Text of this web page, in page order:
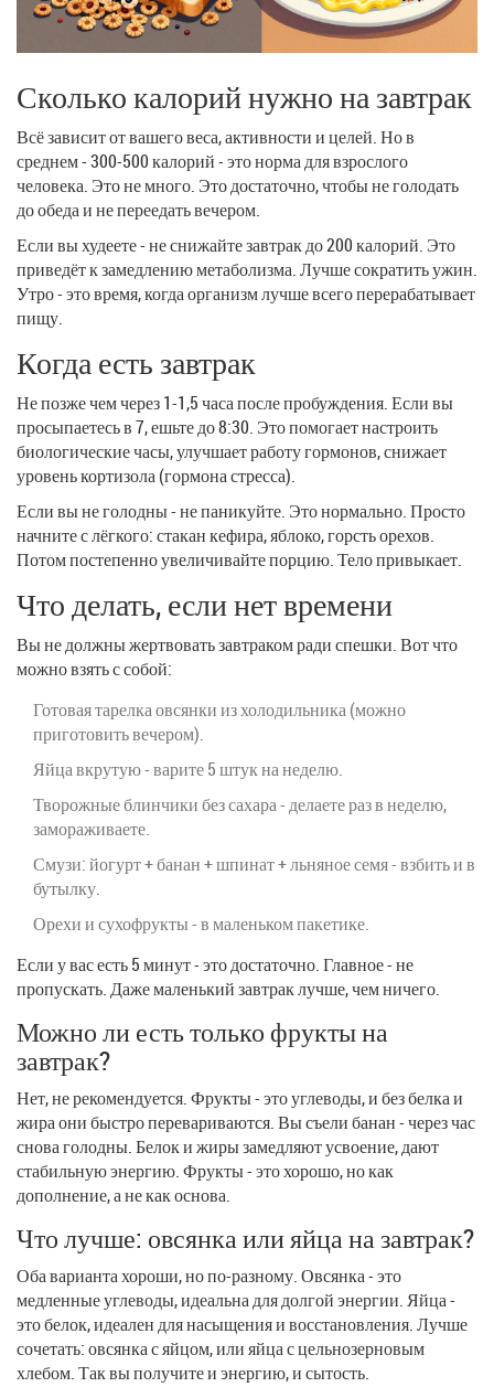
Сколько калорий нужно на завтрак
Всё зависит от вашего веса, активности и целей. Но в
среднем - 300-500 калорий - это норма для взрослого
человека. Это не много. Это достаточно, чтобы не голодать
до обеда и не переедать вечером.
Если вы худеете - не снижайте завтрак до 200 калорий. Это
приведёт к замедлению метаболизма. Лучше сократить ужин.
Утро - это время, когда организм лучше всего перерабатывает
пищу.
Когда есть завтрак
Не позже чем через 1-1,5 часа после пробуждения. Если вы
просыпаетесь в 7, ешьте до 8:30. Это помогает настроить
биологические часы, улучшает работу гормонов, снижает
уровень кортизола (гормона стресса).
Если вы не голодны - не паникуйте. Это нормально. Просто
начните с лёгкого: стакан кефира, яблоко, горсть орехов.
Потом постепенно увеличивайте порцию. Тело привыкает.
Что делать, если нет времени
Вы не должны жертвовать завтраком ради спешки. Вот что
можно взять с собой:
Готовая тарелка овсянки из холодильника (можно
приготовить вечером).
Яйца вкрутую - варите 5 штук на неделю.
Творожные блинчики без сахара - делаете раз в неделю,
замораживаете.
Смузи: йогурт + банан + шпинат + льняное семя - взбить и в
бутылку.
Орехи и сухофрукты - в маленьком пакетике.
Если у вас есть 5 минут - это достаточно. Главное - не
пропускать. Даже маленький завтрак лучше, чем ничего.
Можно ли есть только фрукты на
завтрак?
Нет, не рекомендуется. Фрукты - это углеводы, и без белка и
жира они быстро перевариваются. Вы съели банан - через час
снова голодны. Белок и жиры замедляют усвоение, дают
стабильную энергию. Фрукты - это хорошо, но как
дополнение, а не как основа.
Что лучше: овсянка или яйца на завтрак?
Оба варианта хороши, но по-разному. Овсянка - это
медленные углеводы, идеальна для долгой энергии. Яйца -
это белок, идеален для насыщения и восстановления. Лучше
сочетать: овсянка с яйцом, или яйца с цельнозерновым
хлебом. Так вы получите и энергию, и сытость.